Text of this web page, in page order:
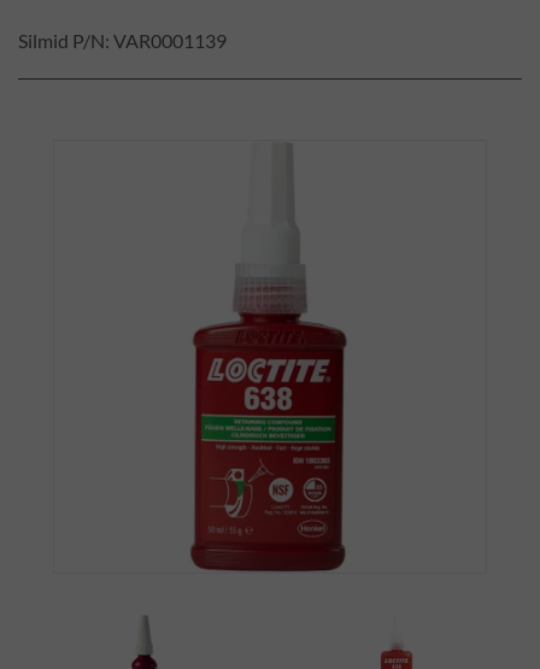
Silmid P/N: VAR0001139